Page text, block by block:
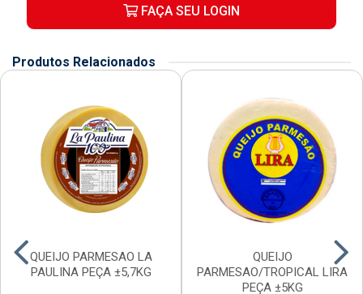
FAÇA SEU LOGIN
Produtos Relacionados
QUEIJO PARMESAO LA
PAULINA PEÇA ±5,7KG
QUEIJO
PARMESAO/TROPICAL LIRA
PEÇA ±5KG